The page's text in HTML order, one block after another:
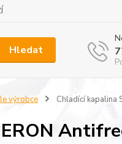
Hledat
výrobce Chladící kapalina